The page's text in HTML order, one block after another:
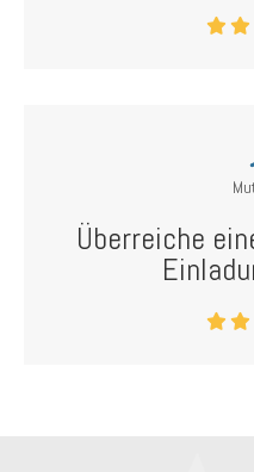
Überreiche